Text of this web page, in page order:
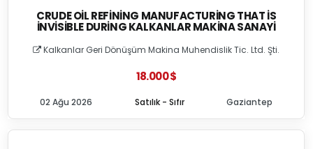
CRUDE OIL REFINING MANUFACTURING THAT İS
İNVISIBLE DURING KALKANLAR MAKINA SANAYI
Kalkanlar Geri Dönüşüm Makina Muhendislik Tic. Ltd. Şti.
18.000 $
Satılık - Sıfır
02 Ağu 2026 Gaziantep